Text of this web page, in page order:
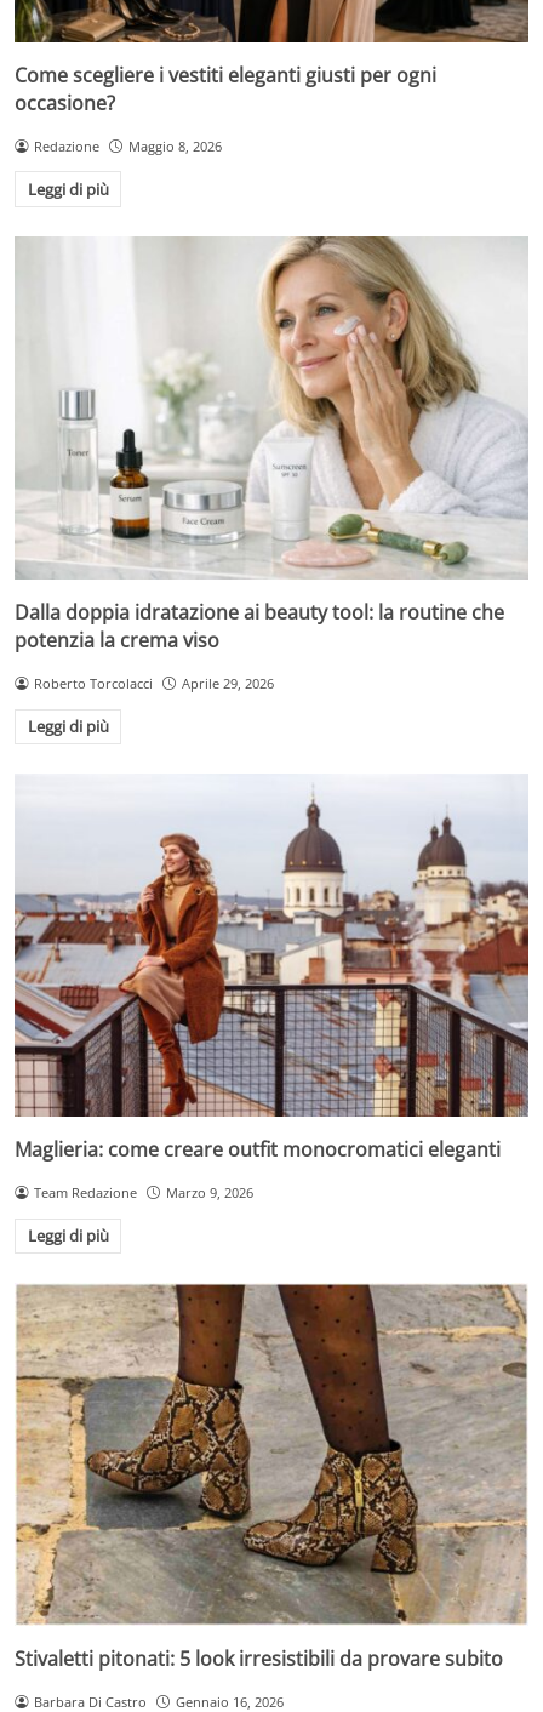
Come scegliere i vestiti eleganti giusti per ogni
occasione?
Redazione Maggio 8, 2026
Leggi di più
Dalla doppia idratazione ai beauty tool: la routine che
potenzia la crema viso
Roberto Torcolacci Aprile 29, 2026
Leggi di più
Maglieria: come creare outfit monocromatici eleganti
Team Redazione Marzo 9, 2026
Leggi di più
Stivaletti pitonati: 5 look irresistibili da provare subito
Barbara Di Castro Gennaio 16, 2026